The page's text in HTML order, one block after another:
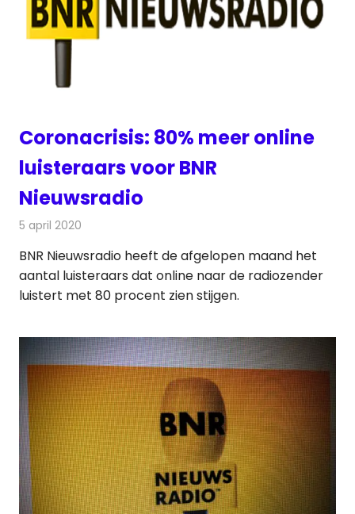
Coronacrisis: 80% meer online
luisteraars voor BNR
Nieuwsradio
5 april 2020
BNR Nieuwsradio heeft de afgelopen maand het
aantal luisteraars dat online naar de radiozender
luistert met 80 procent zien stijgen.